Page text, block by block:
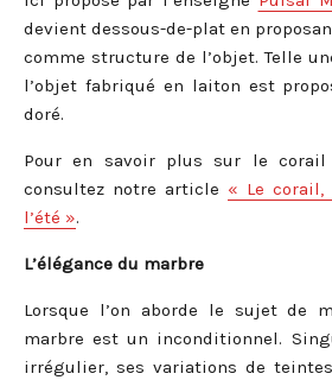
devient dessous-de-plat en
comme structure de l’objet. Telle
l’objet fabriqué en laiton est
doré.
Pour en savoir plus sur le corail
consultez notre article « Le corail,
l’été ».
L’élégance du marbre
Lorsque l’on aborde le sujet de
marbre est un inconditionnel.
irrégulier, ses variations de